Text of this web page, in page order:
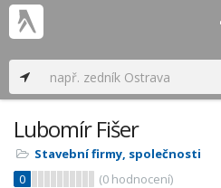
Lubomír Fišer
Stavební firmy, společnosti
0
(0 hodnocení)